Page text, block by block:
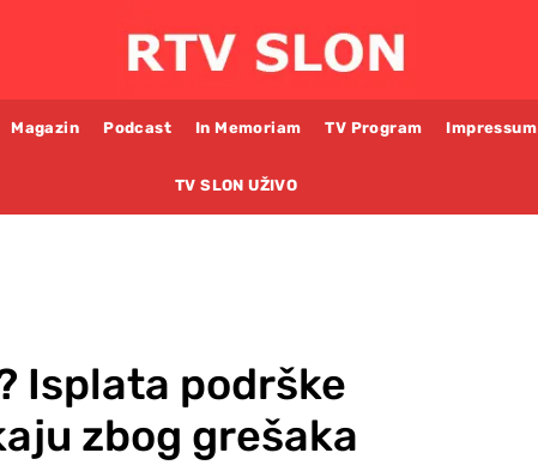
Magazin Podcast In Memoriam TV Program Impressum
TV SLON UŽIVO
Isplata podrške
zbog grešaka